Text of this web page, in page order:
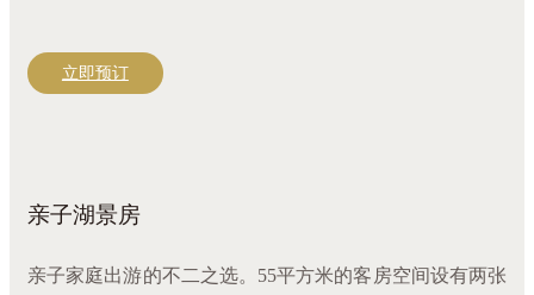
立即预订
亲子湖景房
亲子家庭出游的不二之选。55平方米的客房空间设有两张